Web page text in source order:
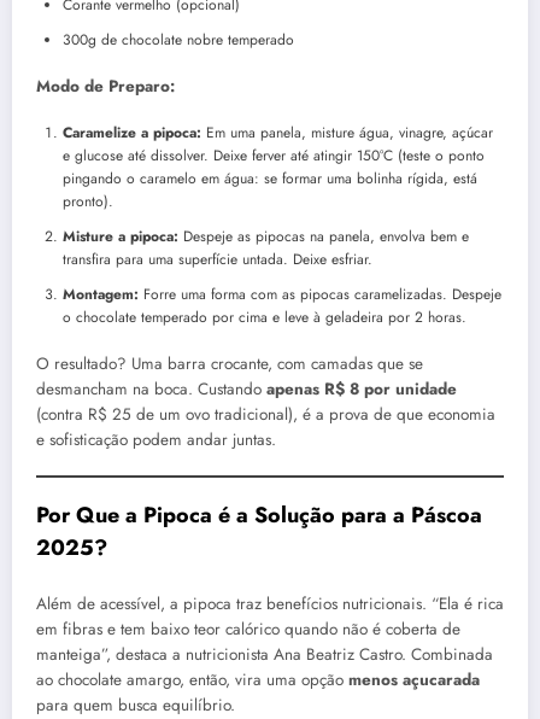
300g de chocolate nobre temperado
Modo de Preparo:
Caramelize a pipoca: Em uma panela, misture água, vinagre, açúcar
e glucose até dissolver. Deixe ferver até atingir 150°C (teste o ponto
pingando o caramelo em água: se formar uma bolinha rígida, está
pronto).
Misture a pipoca: Despeje as pipocas na panela, envolva bem e
transfira para uma superfície untada. Deixe esfriar.
Montagem: Forre uma forma com as pipocas caramelizadas. Despeje
o chocolate temperado por cima e leve à geladeira por 2 horas.
O resultado? Uma barra crocante, com camadas que se
desmancham na boca. Custando apenas R$ 8 por unidade
(contra R$ 25 de um ovo tradicional), é a prova de que economia
e sofisticação podem andar juntas.
Por Que a Pipoca é a Solução para a Páscoa
2025?
Além de acessível, a pipoca traz benefícios nutricionais. “Ela é rica
em fibras e tem baixo teor calórico quando não é coberta de
manteiga”, destaca a nutricionista Ana Beatriz Castro. Combinada
ao chocolate amargo, então, vira uma opção menos açucarada
para quem busca equilíbrio.